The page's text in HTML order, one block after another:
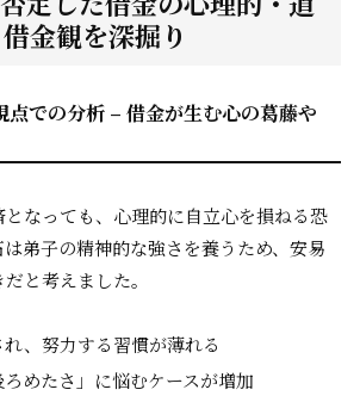
金観を深掘り
点での分析 – 借金が生む心の葛藤や
なっても、心理的に自立心を損ねる恐
弟子の精神的な強さを養うため、安易
と考えました。
、努力する習慣が薄れる
ろめたさ」に悩むケースが増加